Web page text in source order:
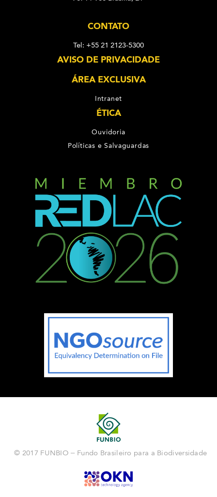
CONTATO
Tel: +55 21 2123-5300
AVISO DE PRIVACIDADE
ÁREA EXCLUSIVA
Intranet
ÉTICA
Ouvidoria
Políticas e Salvaguardas
© 2017 FUNBIO – Fundo Brasileiro para a Biodiversidade